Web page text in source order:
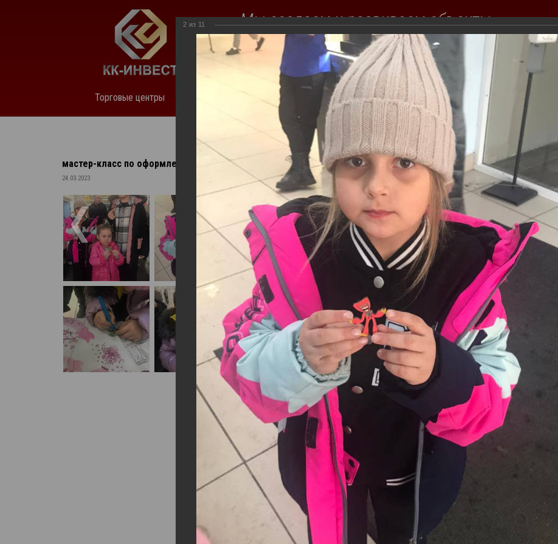
Мы создаем и развиваем объекты
недвижимости для вас
Торговые центры Аренда Продажа Покупка Тендеры Инвесторам События компании
Фотогалерея
мастер-класс по оформлению деревянного значка Хагги Вагги в ТЦ "Спутник" г. Топки
24.03.2023
2 из 11